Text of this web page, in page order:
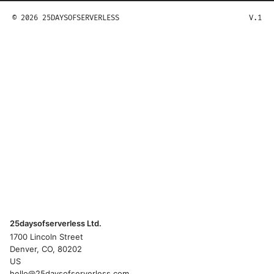
© 2026 25DAYSOFSERVERLESS V.1
25daysofserverless Ltd.
1700 Lincoln Street
Denver, CO, 80202
US